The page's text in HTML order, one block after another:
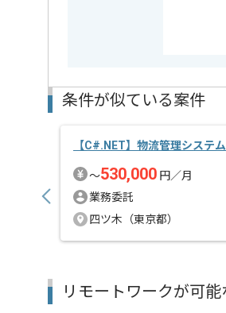
条件が似ている案件
【C#.NET】物流管理システ
〜530,000 円／月
業務委託
四ツ木（東京都）
リモートワークが可